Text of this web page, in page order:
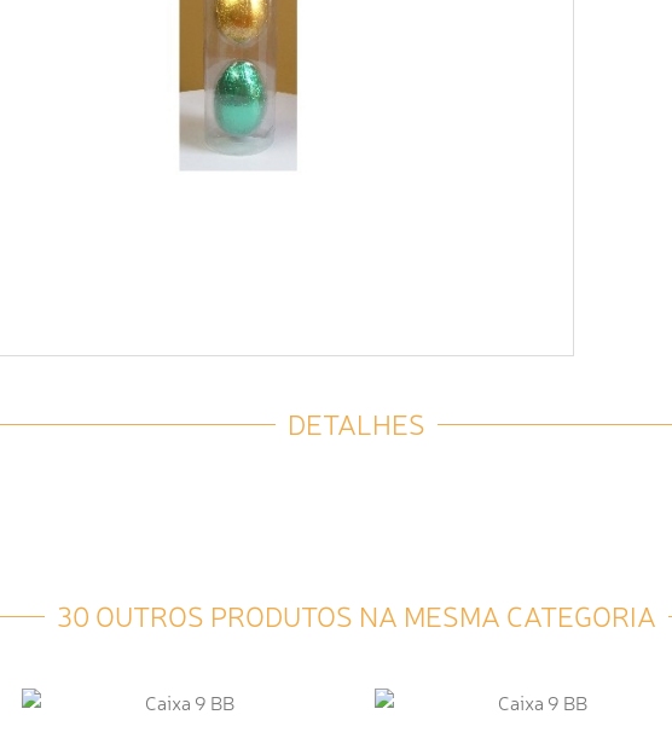
DETALHES
30 OUTROS PRODUTOS NA MESMA CATEGORIA